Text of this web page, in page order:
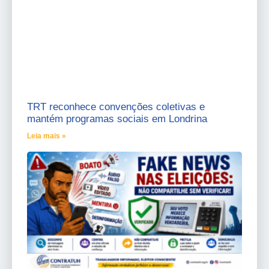
TRT reconhece convenções coletivas e
mantém programas sociais em Londrina
Leia mais »